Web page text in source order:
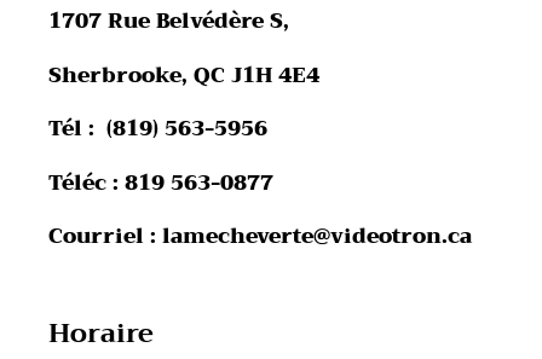
1707 Rue Belvédère S,
Sherbrooke, QC J1H 4E4
Tél : (819) 563-5956
Téléc : 819 563-0877
Courriel : lamecheverte@videotron.ca
Horaire